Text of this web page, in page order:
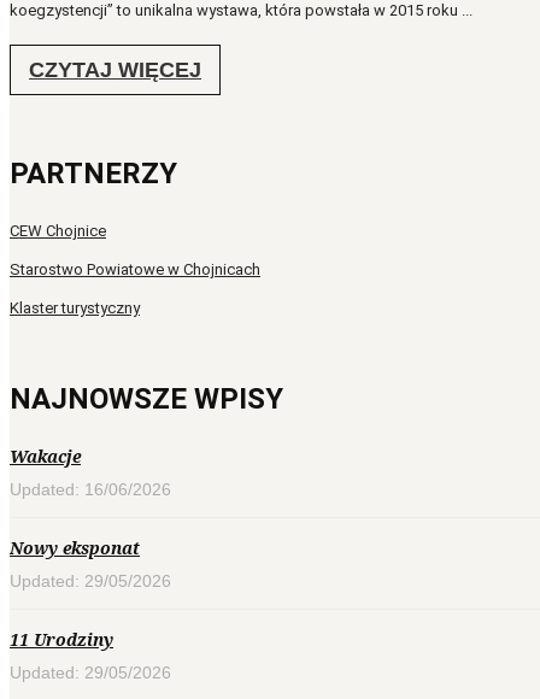
koegzystencji” to unikalna wystawa, która powstała w 2015 roku ...
CZYTAJ WIĘCEJ
PARTNERZY
CEW Chojnice
Starostwo Powiatowe w Chojnicach
Klaster turystyczny
NAJNOWSZE WPISY
Wakacje
Updated: 16/06/2026
Nowy eksponat
Updated: 29/05/2026
11 Urodziny
Updated: 29/05/2026